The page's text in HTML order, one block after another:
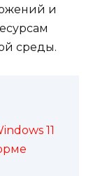
и
среды.
11